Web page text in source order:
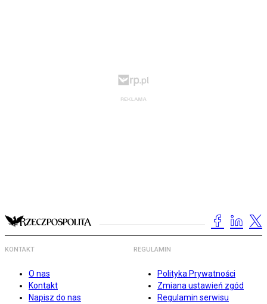
KONTAKT
O nas
Kontakt
Napisz do nas
REGULAMIN
Polityka Prywatności
Zmiana ustawień zgód
Regulamin serwisu